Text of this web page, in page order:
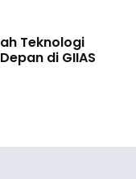
Teknologi
di GIIAS